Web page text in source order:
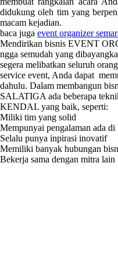
didukung oleh tim yang
macam kejadian.
baca juga event organizer
Mendirikan bisnis EVENT
ngga semudah yang
segera melibatkan seluruh
service event, Anda dapat
dahulu. Dalam membangun
SALATIGA ada beberapa
KENDAL yang baik, seperti:
Miliki tim yang solid
Mempunyai pengalaman ada di
Selalu punya inpirasi inovatif
Memiliki banyak hubungan
Bekerja sama dengan mitra lain